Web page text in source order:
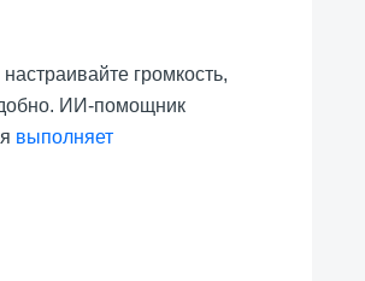
громкость,
ИИ-помощник
выполняет